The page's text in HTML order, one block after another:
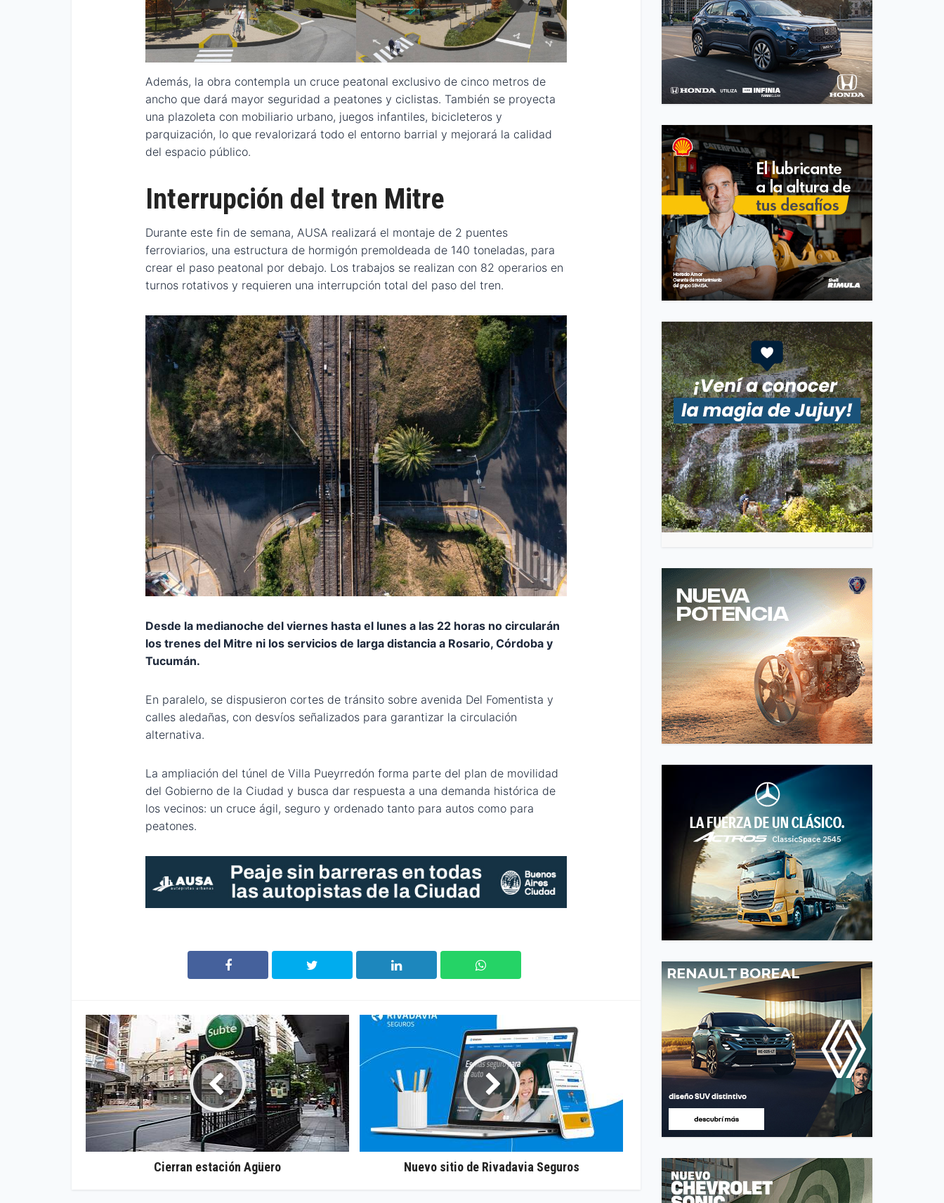
Además, la obra contempla un cruce peatonal exclusivo de cinco metros de
ancho que dará mayor seguridad a peatones y ciclistas. También se proyecta
una plazoleta con mobiliario urbano, juegos infantiles, bicicleteros y
parquización, lo que revalorizará todo el entorno barrial y mejorará la calidad
del espacio público.
Interrupción del tren Mitre
Durante este fin de semana, AUSA realizará el montaje de 2 puentes
ferroviarios, una estructura de hormigón premoldeada de 140 toneladas, para
crear el paso peatonal por debajo. Los trabajos se realizan con 82 operarios en
turnos rotativos y requieren una interrupción total del paso del tren.
Desde la medianoche del viernes hasta el lunes a las 22 horas no circularán
los trenes del Mitre ni los servicios de larga distancia a Rosario, Córdoba y
Tucumán.
En paralelo, se dispusieron cortes de tránsito sobre avenida Del Fomentista y
calles aledañas, con desvíos señalizados para garantizar la circulación
alternativa.
La ampliación del túnel de Villa Pueyrredón forma parte del plan de movilidad
del Gobierno de la Ciudad y busca dar respuesta a una demanda histórica de
los vecinos: un cruce ágil, seguro y ordenado tanto para autos como para
peatones.
Cierran estación Agüero Nuevo sitio de Rivadavia Seguros